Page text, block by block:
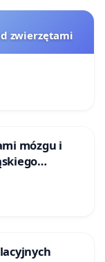
zwierzętami
mózgu i